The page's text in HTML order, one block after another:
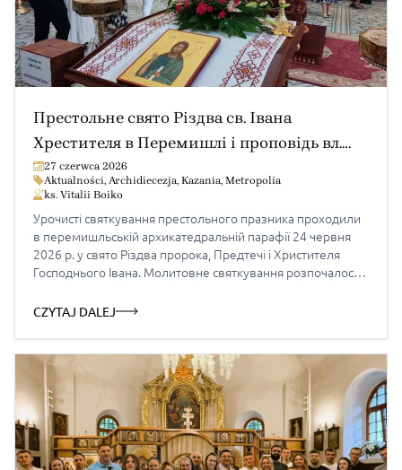
Престольне свято Різдва св. Івана
Хрестителя в Перемишлі і проповідь вл.
Євгена
27 czerwca 2026
Aktualności, Archidiecezja, Kazania, Metropolia
ks. Vitalii Boiko
Урочисті святкування престольного празника проходили
в перемишльській архикатедральній парафії 24 червня
2026 р. у свято Різдва пророка, Предтечі і Христителя
Господнього Івана. Молитовне святкування розпочалося
молитовними чуваннями, які очолили сестри служебниці
Центральною подією празника стала Архиєрейська
Божественна Літургія, яку […]
CZYTAJ DALEJ